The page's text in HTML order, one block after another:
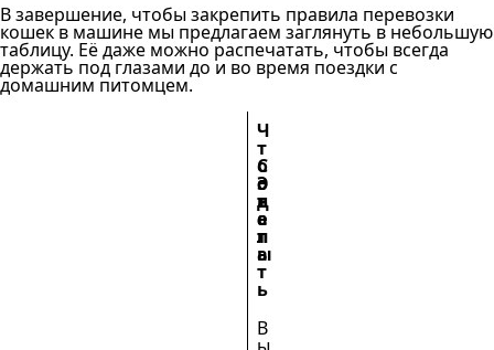
В завершение, чтобы закрепить правила перевозки
кошек в машине мы предлагаем заглянуть в небольшую
таблицу. Её даже можно распечатать, чтобы всегда
держать под глазами до и во время поездки с
домашним питомцем.
Э
т
а
п
Ч
т
о
с
д
е
л
а
т
ь
С
о
в
е
т
ы
В